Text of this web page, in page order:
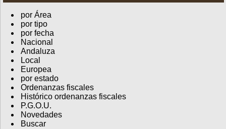
por Área
por tipo
por fecha
Nacional
Andaluza
Local
Europea
por estado
Ordenanzas fiscales
Histórico ordenanzas fiscales
P.G.O.U.
Novedades
Buscar